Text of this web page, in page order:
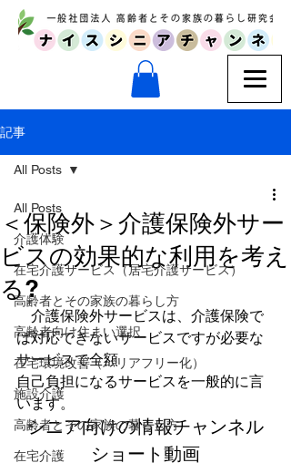
記事
All Posts
介護体験
在宅介護サービス（居宅介護サービス）
高齢者とその家族の暮らし方
高齢者向け住まい選択
在宅環境改善（バリアフリー化）
施設介護
高齢者とその家族の暮らし方
在宅介護
All Posts
＜保険外＞介護保険外サー
ビスの効果的な利用を考え
る?
介護保険外サービスは、介護保険で
は対応できないサービスですが必要な
サービスで全額
自己負担になるサービスを一般的に言
います。
シニア向けの情報チャンネル
ショート動画